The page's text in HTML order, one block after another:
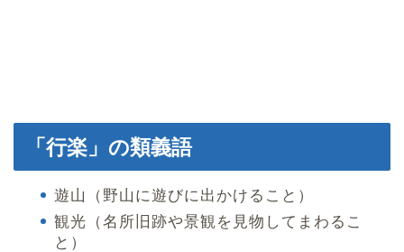
「行楽」の類義語
遊山（野山に遊びに出かけること）
観光（名所旧跡や景観を見物してまわるこ
と）